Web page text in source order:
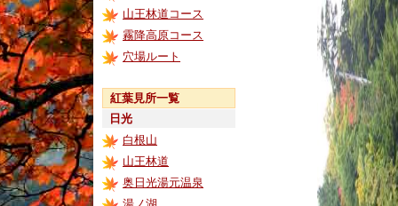
山王林道コース
霧降高原コース
穴場ルート
紅葉見所一覧
日光
白根山
山王林道
奥日光湯元温泉